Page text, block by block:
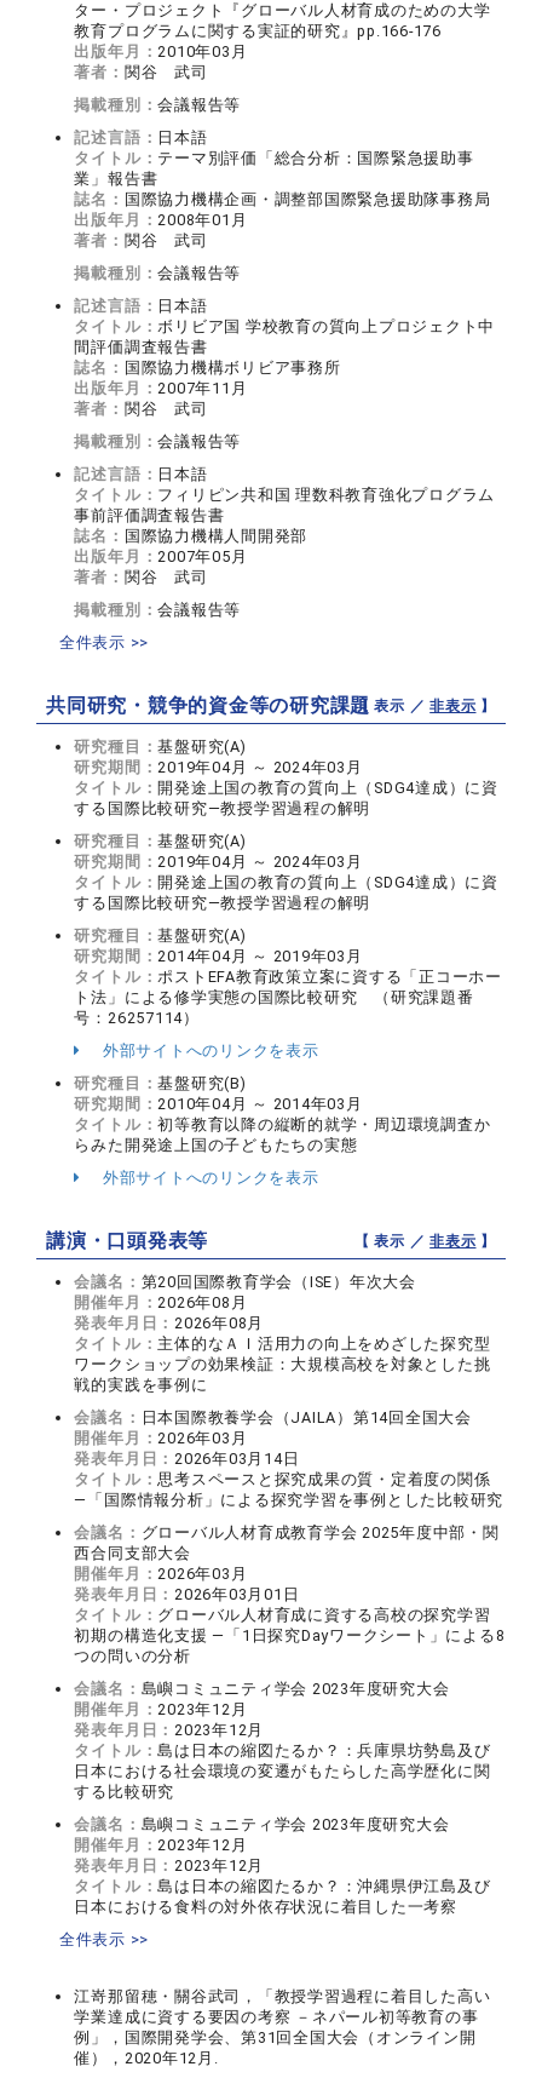
ター・プロジェクト『グローバル人材育成のための大学
教育プログラムに関する実証的研究』pp.166-176
出版年月：2010年03月
著者： 関谷 武司
掲載種別：会議報告等
記述言語： 日本語
タイトル： テーマ別評価「総合分析：国際緊急援助事
業」報告書
誌名： 国際協力機構企画・調整部国際緊急援助隊事務局
出版年月：2008年01月
著者： 関谷 武司
掲載種別：会議報告等
記述言語： 日本語
タイトル：ボリビア国 学校教育の質向上プロジェクト中
間評価調査報告書
誌名： 国際協力機構ボリビア事務所
出版年月：2007年11月
著者： 関谷 武司
掲載種別：会議報告等
記述言語： 日本語
タイトル： フィリピン共和国 理数科教育強化プログラム
事前評価調査報告書
誌名： 国際協力機構人間開発部
出版年月：2007年05月
著者： 関谷 武司
掲載種別：会議報告等
全件表示 >>
共同研究・競争的資金等の研究課題【 表示 ／非表示 】
研究種目：基盤研究(A)
研究期間：2019年04月 ～ 2024年03月
タイトル： 開発途上国の教育の質向上（SDG4達成）に資
する国際比較研究―教授学習過程の解明
研究種目：基盤研究(A)
研究期間：2019年04月 ～ 2024年03月
タイトル： 開発途上国の教育の質向上（SDG4達成）に資
する国際比較研究―教授学習過程の解明
研究種目：基盤研究(A)
研究期間：2014年04月 ～ 2019年03月
タイトル：ポストEFA教育政策立案に資する「正コーホー
ト法」による修学実態の国際比較研究 （研究課題番
号：26257114）
外部サイトへのリンクを表示
研究種目：基盤研究(B)
研究期間：2010年04月 ～ 2014年03月
タイトル：初等教育以降の縦断的就学・周辺環境調査か
らみた開発途上国の子どもたちの実態
外部サイトへのリンクを表示
講演・口頭発表等 【 表示 ／非表示 】
会議名： 第20回国際教育学会（ISE）年次大会
開催年月：2026年08月
発表年月日：2026年08月
タイトル： 主体的なＡＩ活用力の向上をめざした探究型
ワークショップの効果検証：大規模高校を対象とした挑
戦的実践を事例に
会議名： 日本国際教養学会（JAILA）第14回全国大会
開催年月：2026年03月
発表年月日：2026年03月14日
タイトル：思考スペースと探究成果の質・定着度の関係
—「国際情報分析」による探究学習を事例とした比較研究
会議名： グローバル人材育成教育学会 2025年度中部・関
西合同支部大会
開催年月：2026年03月
発表年月日：2026年03月01日
タイトル： グローバル人材育成に資する高校の探究学習
初期の構造化支援 —「1日探究Dayワークシート」による8
つの問いの分析
会議名： 島嶼コミュニティ学会 2023年度研究大会
開催年月：2023年12月
発表年月日：2023年12月
タイトル：島は日本の縮図たるか？：兵庫県坊勢島及び
日本における社会環境の変遷がもたらした高学歴化に関
する比較研究
会議名： 島嶼コミュニティ学会 2023年度研究大会
開催年月：2023年12月
発表年月日：2023年12月
タイトル：島は日本の縮図たるか？：沖縄県伊江島及び
日本における食料の対外依存状況に着目した一考察
全件表示 >>
江嵜那留穂・關谷武司，「教授学習過程に着目した高い
学業達成に資する要因の考察 －ネパール初等教育の事
例」，国際開発学会、第31回全国大会（オンライン開
催），2020年12月.